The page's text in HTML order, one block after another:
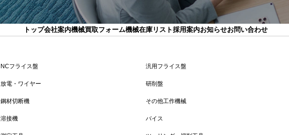
トップ会社案内機械買取フォーム機械在庫リスト採用案内お知らせお問い合わせ
NCフライス盤 汎用フライス盤
放電・ワイヤー 研削盤
鋼材切断機 その他工作機械
溶接機 バイス